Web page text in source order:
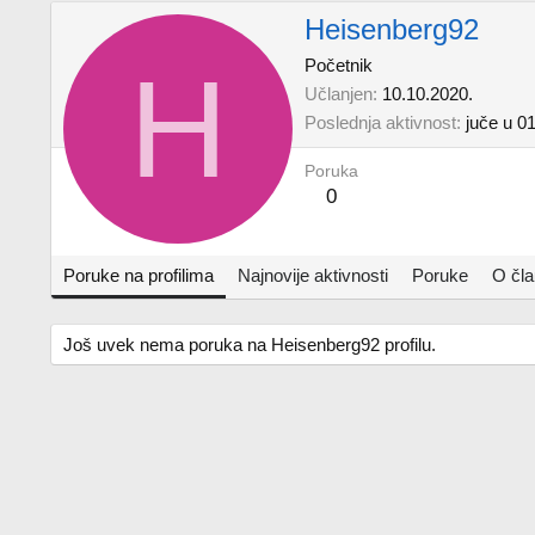
H
Heisenberg92
Početnik
Učlanjen 10.10.2020.
Poslednja aktivnost juče u
Poruka
0
Poruke na profilima Najnovije aktivnosti Poruke O
Još uvek nema poruka na Heisenberg92 profilu.